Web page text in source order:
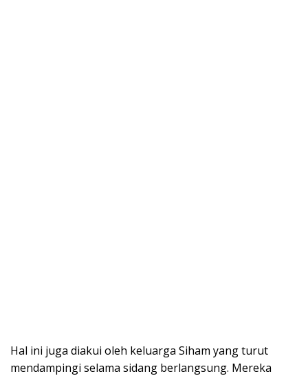
Hal ini juga diakui oleh keluarga Siham yang turut
mendampingi selama sidang berlangsung. Mereka